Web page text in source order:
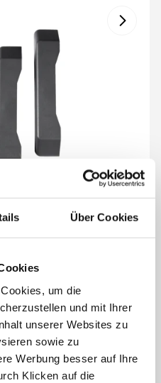
Über Cookies
um die
und mit Ihrer
unserer Websites zu
sowie zu
Werbung besser auf Ihre
Klicken auf die
€
inkl. MwSt.